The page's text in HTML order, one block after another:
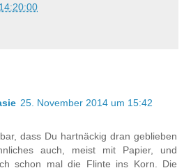
14:20:00
25. November 2014 um 15:42
dass Du hartnäckig dran geblieben
auch, meist mit Papier, und
schon mal die Flinte ins Korn. Die